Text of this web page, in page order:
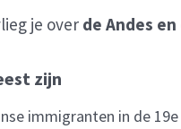
je over de Andes
zijn
immigranten in de